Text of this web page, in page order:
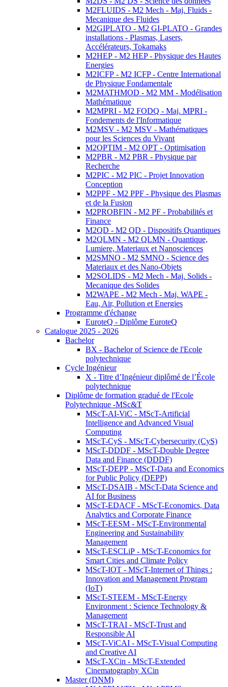
M2FLUIDS - M2 Mech - Maj. Fluids -
Mecanique des Fluides
M2GIPLATO - M2 GI-PLATO - Grandes
installations - Plasmas, Lasers,
Accélérateurs, Tokamaks
M2HEP - M2 HEP - Physique des Hautes
Energies
M2ICFP - M2 ICFP - Centre International
de Physique Fondamentale
M2MATHMOD - M2 MM - Modélisation
Mathématique
M2MPRI - M2 FODQ - Maj. MPRI -
Fondements de l'Informatique
M2MSV - M2 MSV - Mathématiques
pour les Sciences du Vivant
M2OPTIM - M2 OPT - Optimisation
M2PBR - M2 PBR - Physique par
Recherche
M2PIC - M2 PIC - Projet Innovation
Conception
M2PPF - M2 PPF - Physique des Plasmas
et de la Fusion
M2PROBFIN - M2 PF - Probabilités et
Finance
M2QD - M2 QD - Dispositifs Quantiques
M2QLMN - M2 QLMN - Quantique,
Lumiere, Materiaux et Nanosciences
M2SMNO - M2 SMNO - Science des
Materiaux et des Nano-Objets
M2SOLIDS - M2 Mech - Maj. Solids -
Mecanique des Solides
M2WAPE - M2 Mech - Maj. WAPE -
Eau, Air, Pollution et Energies
Programme d'échange
EuroteQ - Diplôme EuroteQ
Catalogue 2025 - 2026
Bachelor
BX - Bachelor of Science de l'Ecole
polytechnique
Cycle Ingénieur
X - Titre d’Ingénieur diplômé de l’École
polytechnique
Diplôme de formation gradué de l'Ecole
Polytechnique -MSc&T
MScT-AI-ViC - MScT-Artificial
Intelligence and Advanced Visual
Computing
MScT-CyS - MScT-Cybersecurity (CyS)
MScT-DDDF - MScT-Double Degree
Data and Finance (DDDF)
MScT-DEPP - MScT-Data and Economics
for Public Policy (DEPP)
MScT-DSAIB - MScT-Data Science and
AI for Business
MScT-EDACF - MScT-Economics, Data
Analytics and Corporate Finance
MScT-EESM - MScT-Environmental
Engineering and Sustainability
Management
MScT-ESCLiP - MScT-Economics for
Smart Cities and Climate Policy
MScT-IOT - MScT-Internet of Things :
Innovation and Management Program
(IoT)
MScT-STEEM - MScT-Energy
Environment : Science Technology &
Management
MScT-TRAI - MScT-Trust and
Responsible AI
MScT-ViCAI - MScT-Visual Computing
and Creative AI
MScT-XCin - MScT-Extended
Cinematography XCin
Master (DNM)